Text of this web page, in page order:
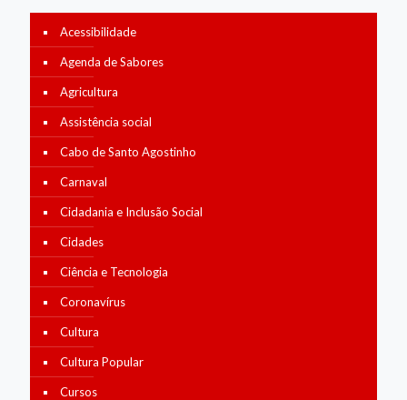
Acessibilidade
Agenda de Sabores
Agricultura
Assistência social
Cabo de Santo Agostinho
Carnaval
Cidadania e Inclusão Social
Cidades
Ciência e Tecnologia
Coronavírus
Cultura
Cultura Popular
Cursos